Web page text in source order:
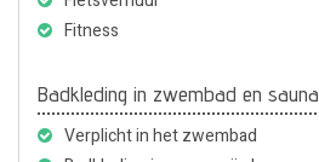
Fitness
Badkleding in zwembad en sauna
Verplicht in het zwembad